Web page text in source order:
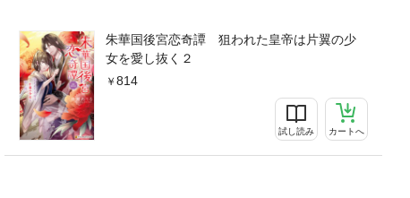
朱華国後宮恋奇譚 狙われた皇帝は片翼の少
女を愛し抜く２
814
試し読み カートへ